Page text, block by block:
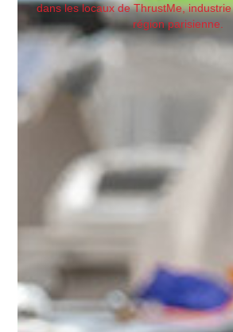
dans les locaux de ThrustMe,
région parisienne.